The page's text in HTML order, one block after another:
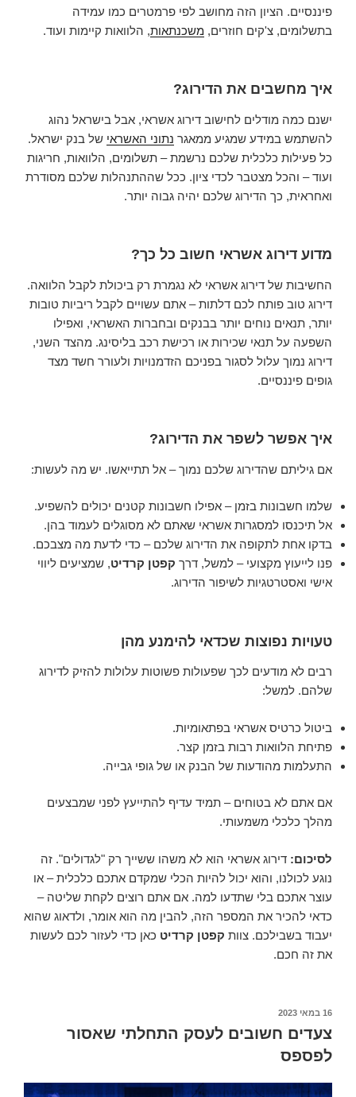
פיננסיים. הציון הזה מחושב לפי פרמטרים כמו עמידה
בתשלומים, צ'קים חוזרים, משכנתאות, הלוואות קיימות ועוד.
איך מחשבים את הדירוג?
ישנם כמה מודלים לחישוב דירוג אשראי, אבל בישראל נהוג
להשתמש במידע שמגיע ממאגר נתוני האשראי של בנק ישראל.
כל פעילות כלכלית שלכם נרשמת – תשלומים, הלוואות, חריגות
ועוד – והכל מצטבר לכדי ציון. ככל שההתנהלות שלכם מסודרת
ואחראית, כך הדירוג שלכם יהיה גבוה יותר.
מדוע דירוג אשראי חשוב כל כך?
החשיבות של דירוג אשראי לא נגמרת רק ביכולת לקבל הלוואה.
דירוג טוב פותח לכם דלתות – אתם עשויים לקבל ריביות טובות
יותר, תנאים נוחים יותר בבנקים ובחברות האשראי, ואפילו
השפעה על תנאי שכירות או רכישת רכב בליסינג. מהצד השני,
דירוג נמוך עלול לסגור בפניכם הזדמנויות ולעורר חשד מצד
גופים פיננסיים.
איך אפשר לשפר את הדירוג?
אם גיליתם שהדירוג שלכם נמוך – אל תתייאשו. יש מה לעשות:
שלמו חשבונות בזמן – אפילו חשבונות קטנים יכולים להשפיע.
אל תיכנסו למסגרות אשראי שאתם לא מסוגלים לעמוד בהן.
בדקו אחת לתקופה את הדירוג שלכם – כדי לדעת מה מצבכם.
פנו לייעוץ מקצועי – למשל, דרך קפטן קרדיט, שמציעים ליווי
אישי ואסטרטגיות לשיפור הדירוג.
טעויות נפוצות שכדאי להימנע מהן
רבים לא מודעים לכך שפעולות פשוטות עלולות להזיק לדירוג
שלהם. למשל:
ביטול כרטיס אשראי בפתאומיות.
פתיחת הלוואות רבות בזמן קצר.
התעלמות מהודעות של הבנק או של גופי גבייה.
אם אתם לא בטוחים – תמיד עדיף להתייעץ לפני שמבצעים
מהלך כלכלי משמעותי.
לסיכום: דירוג אשראי הוא לא משהו ששייך רק "לגדולים". זה
נוגע לכולנו, והוא יכול להיות הכלי שמקדם אתכם כלכלית – או
עוצר אתכם בלי שתדעו למה. אם אתם רוצים לקחת שליטה –
כדאי להכיר את המספר הזה, להבין מה הוא אומר, ולדאוג שהוא
יעבוד בשבילכם. צוות קפטן קרדיט כאן כדי לעזור לכם לעשות
את זה חכם.
פורסם
16 במאי 2023
צעדים חשובים לעסק התחלתי שאסור
לפספס